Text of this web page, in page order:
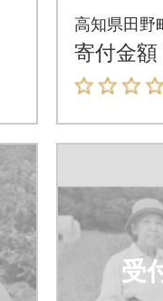
和6年産
『とうや』
り品
高知県田野
寄付金額
受